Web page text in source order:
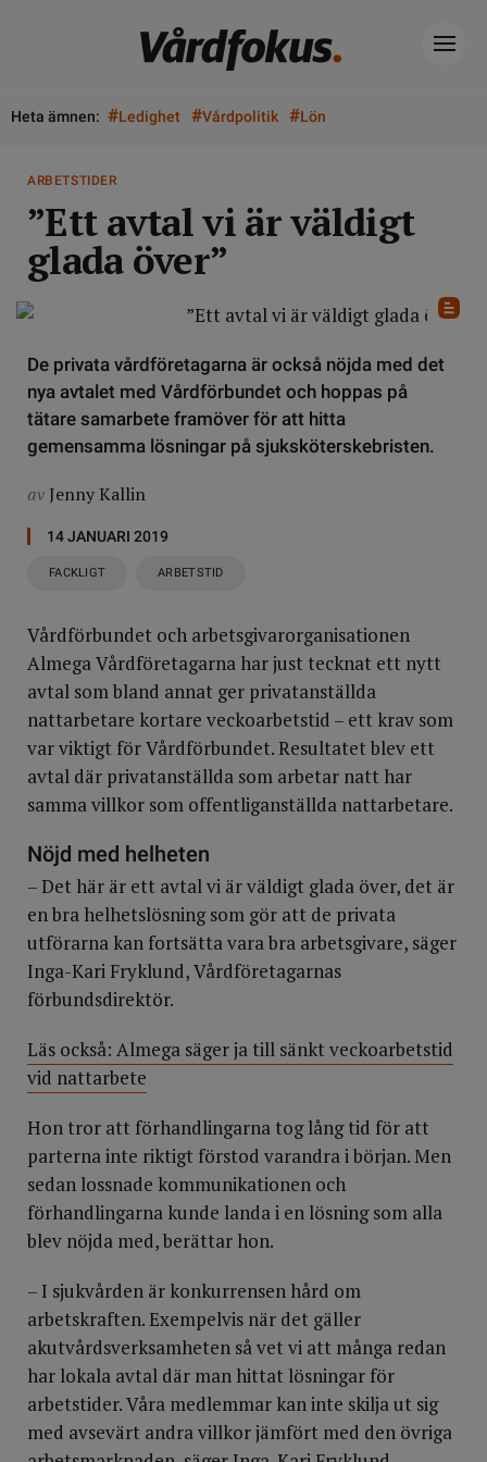
Heta ämnen: #Ledighet #Vårdpolitik #Lön
ARBETSTIDER
”Ett avtal vi är väldigt
glada över”
De privata vårdföretagarna är också nöjda med det
nya avtalet med Vårdförbundet och hoppas på
tätare samarbete framöver för att hitta
gemensamma lösningar på sjuksköterskebristen.
av Jenny Kallin
14 JANUARI 2019
FACKLIGT ARBETSTID
Vårdförbundet och arbetsgivarorganisationen
Almega Vårdföretagarna har just tecknat ett nytt
avtal som bland annat ger privatanställda
nattarbetare kortare veckoarbetstid – ett krav som
var viktigt för Vårdförbundet. Resultatet blev ett
avtal där privatanställda som arbetar natt har
samma villkor som offentliganställda nattarbetare.
Nöjd med helheten
– Det här är ett avtal vi är väldigt glada över, det är
en bra helhetslösning som gör att de privata
utförarna kan fortsätta vara bra arbetsgivare, säger
Inga-Kari Fryklund, Vårdföretagarnas
förbundsdirektör.
Läs också: Almega säger ja till sänkt veckoarbetstid
vid nattarbete
Hon tror att förhandlingarna tog lång tid för att
parterna inte riktigt förstod varandra i början. Men
sedan lossnade kommunikationen och
förhandlingarna kunde landa i en lösning som alla
blev nöjda med, berättar hon.
– I sjukvården är konkurrensen hård om
arbetskraften. Exempelvis när det gäller
akutvårdsverksamheten så vet vi att många redan
har lokala avtal där man hittat lösningar för
arbetstider. Våra medlemmar kan inte skilja ut sig
med avsevärt andra villkor jämfört med den övriga